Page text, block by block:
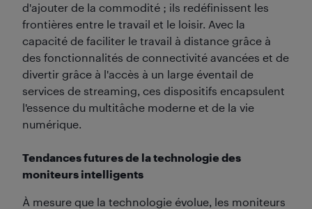
d'ajouter de la commodité ; ils redéfinissent les
frontières entre le travail et le loisir. Avec la
capacité de faciliter le travail à distance grâce à
des fonctionnalités de connectivité avancées et de
divertir grâce à l'accès à un large éventail de
services de streaming, ces dispositifs encapsulent
l'essence du multitâche moderne et de la vie
numérique.
Tendances futures de la technologie des
moniteurs intelligents
À mesure que la technologie évolue, les moniteurs